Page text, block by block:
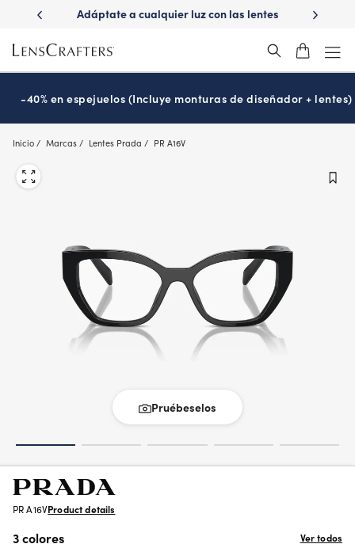
main
content
con
Adáptate a cualquier luz con las lentes
¿Es
-40% en espejuelos (Incluye monturas de diseñador + lentes)
Inicio Marcas Lentes Prada PR A16V
Pruébeselos
PR A16VProduct details
3 colores
Ver todos